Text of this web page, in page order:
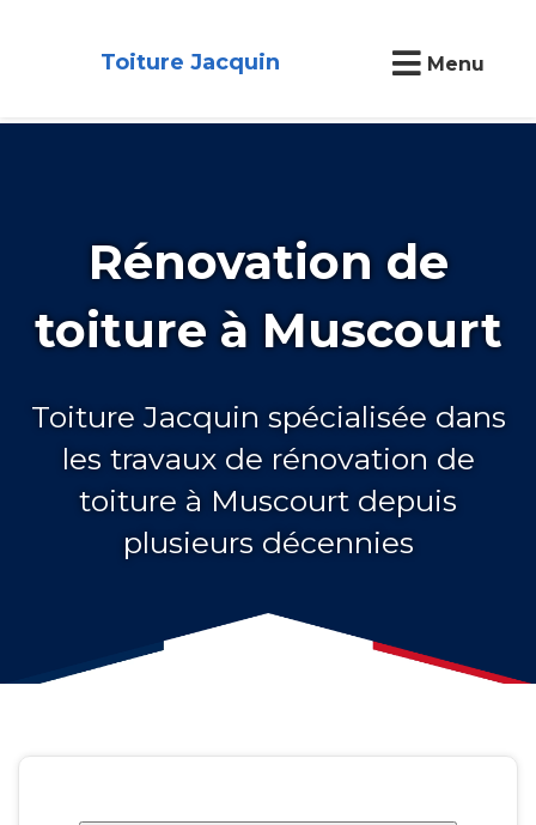
Toiture Jacquin Menu
Rénovation de
toiture à Muscourt
Toiture Jacquin spécialisée dans
les travaux de rénovation de
toiture à Muscourt depuis
plusieurs décennies